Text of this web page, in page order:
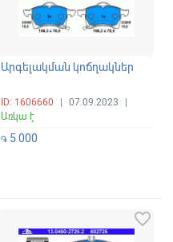
Արգելակման կոճղակներ
ID: 1606660 07.09.2023
Առկա է
֏5 000
favorite_border